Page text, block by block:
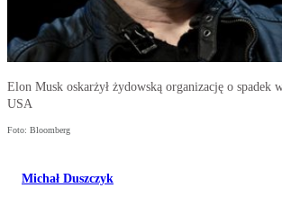
Elon Musk oskarżył żydowską organizację o spadek
USA
Foto: Bloomberg
Michał Duszczyk